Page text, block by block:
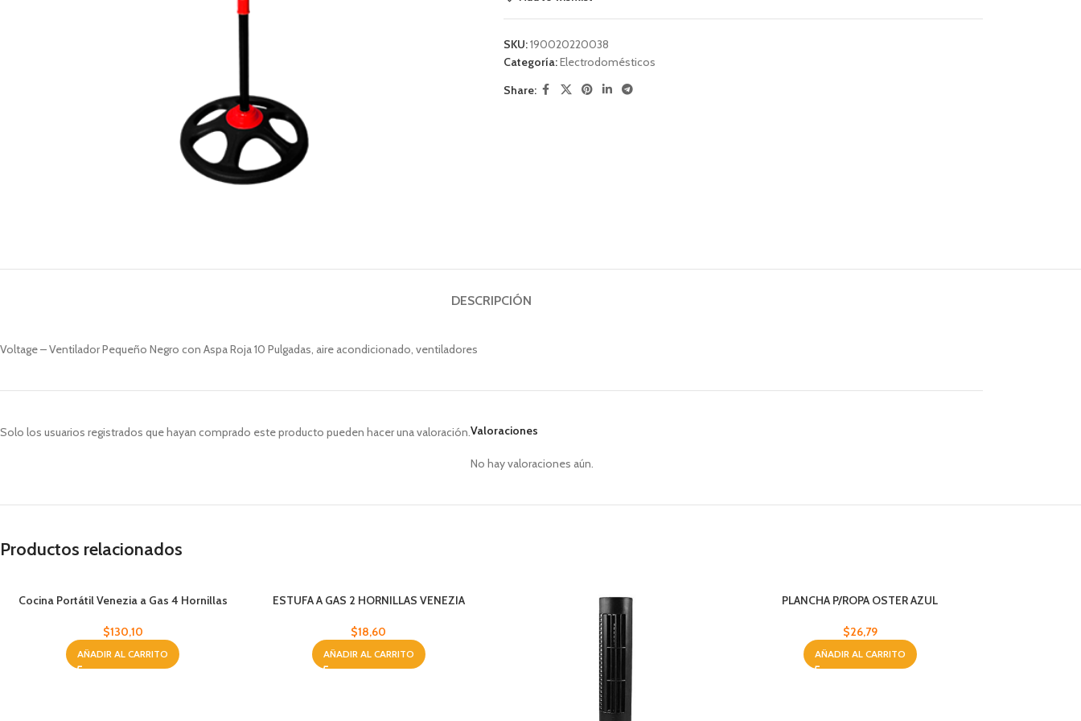
SKU:190020220038
Categoría:Electrodomésticos
Share:
DESCRIPCIÓN
Voltage – Ventilador Pequeño Negro con Aspa Roja 10 Pulgadas, aire acondicionado, ventiladores
Valoraciones
No hay valoraciones aún.
Solo los usuarios registrados que hayan comprado este producto pueden hacer una valoración.
Productos relacionados
Cocina Portátil Venezia a Gas 4 Hornillas
$130,10
AÑADIR AL CARRITO
ESTUFA A GAS 2 HORNILLAS VENEZIA
$18,60
AÑADIR AL CARRITO
PLANCHA P/ROPA OSTER AZUL
$26,79
AÑADIR AL CARRITO